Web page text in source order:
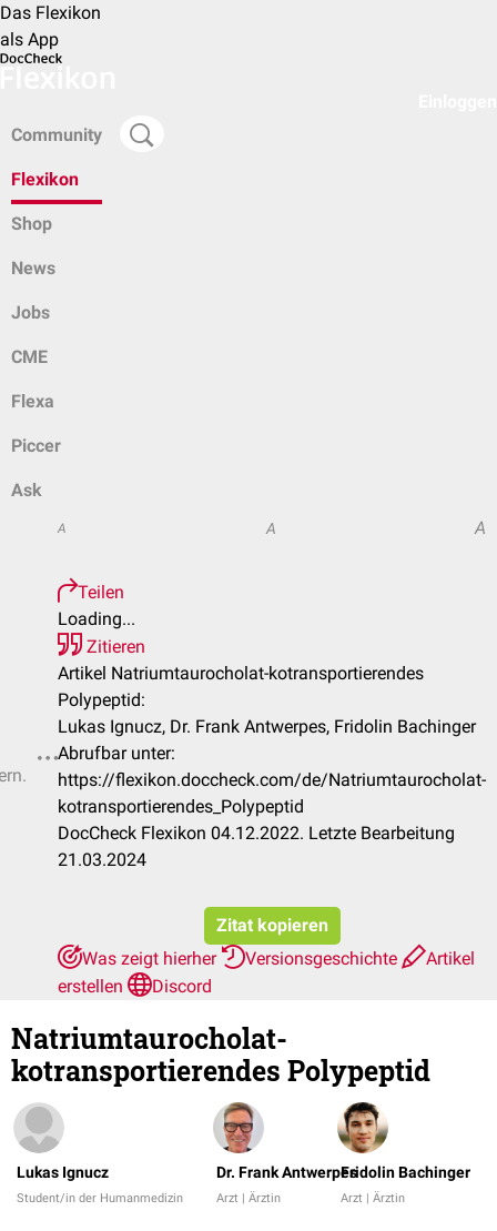
Das Flexikon
als App
Community
Flexikon
Shop
News
Jobs
CME
Flexa
Piccer
Ask
A A A
Teilen
Loading...
Zitieren
Artikel Natriumtaurocholat-kotransportierendes
Polypeptid:
Lukas Ignucz, Dr. Frank Antwerpes, Fridolin Bachinger
Abrufbar unter:
https://flexikon.doccheck.com/de/Natriumtaurocholat-
kotransportierendes_Polypeptid
DocCheck Flexikon 04.12.2022. Letzte Bearbeitung
21.03.2024
Zitat kopieren
Was zeigt hierher
Versionsgeschichte
Artikel
erstellen
Discord
Natriumtaurocholat-
kotransportierendes Polypeptid
Lukas Ignucz
Student/in der Humanmedizin
Dr. Frank Antwerpes
Arzt | Ärztin
Fridolin Bachinger
Arzt | Ärztin